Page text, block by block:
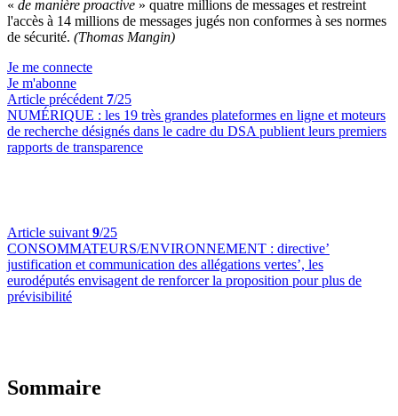
« de manière proactive » quatre millions de messages et restreint
l'accès à 14 millions de messages jugés non conformes à ses normes
de sécurité. (Thomas Mangin)
Je me connecte
Je m'abonne
Article précédent 7/25
NUMÉRIQUE : les 19 très grandes plateformes en ligne et moteurs
de recherche désignés dans le cadre du DSA publient leurs premiers
rapports de transparence
Article suivant 9/25
CONSOMMATEURS/ENVIRONNEMENT : directive’
justification et communication des allégations vertes’, les
eurodéputés envisagent de renforcer la proposition pour plus de
prévisibilité
Sommaire